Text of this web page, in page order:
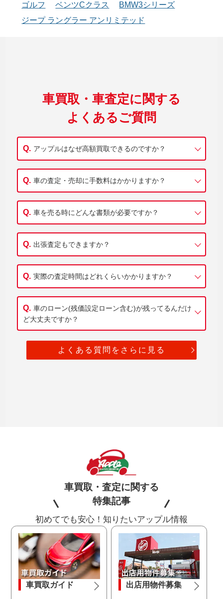
ゴルフ ベンツCクラス
BMW3シリーズ
ジープ ラングラー アンリミテッド
車買取・車査定に関する
よくあるご質問
アップルはなぜ高額買取できるのですか？
車の査定・売却に手数料はかかりますか？
車を売る時にどんな書類が必要ですか？
出張査定もできますか？
実際の査定時間はどれくらいかかりますか？
車のローン(残価設定ローン含む)が残ってるんだけ
ど大丈夫ですか？
よくある質問をさらに見る
車買取・査定に関する
特集記事
初めてでも安心！知りたいアップル情報
車買取ガイド 出店用物件募集